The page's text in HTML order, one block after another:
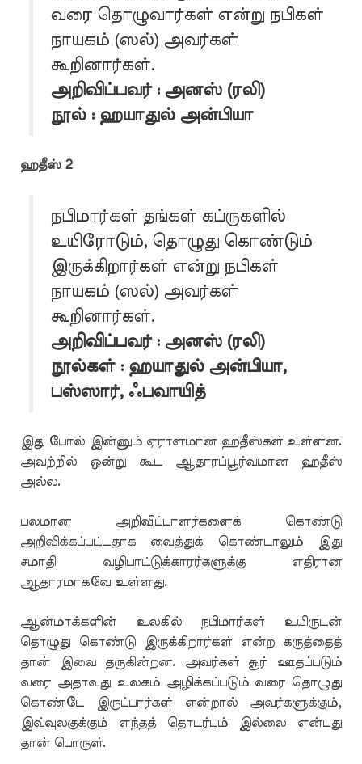
வரை தொழுவார்கள் என்று நபிகள்
நாயகம் (ஸல்) அவர்கள்
கூறினார்கள்.
அறிவிப்பவர் : அனஸ் (ரலி)
நூல் : ஹயாதுல் அன்பியா
ஹதீஸ் 2
நபிமார்கள் தங்கள் கப்ருகளில்
உயிரோடும், தொழுது கொண்டும்
இருக்கிறார்கள் என்று நபிகள்
நாயகம் (ஸல்) அவர்கள்
கூறினார்கள்.
அறிவிப்பவர் : அனஸ் (ரலி)
நூல்கள் : ஹயாதுல் அன்பியா,
பஸ்ஸார், ஃபவாயித்
இது போல் இன்னும் ஏராளமான ஹதீஸ்கள் உள்ளன.
அவற்றில் ஒன்று கூட ஆதாரப்பூர்வமான ஹதீஸ்
அல்ல.
பலமான அறிவிப்பாளர்களைக் கொண்டு
அறிவிக்கப்பட்டதாக வைத்துக் கொண்டாலும் இது
சமாதி வழிபாட்டுக்காரர்களுக்கு எதிரான
ஆதாரமாகவே உள்ளது.
ஆன்மாக்களின் உலகில் நபிமார்கள் உயிருடன்
தொழுது கொண்டு இருக்கிறார்கள் என்ற கருத்தைத்
தான் இவை தருகின்றன. அவர்கள் சூர் ஊதப்படும்
வரை அதாவது உலகம் அழிக்கப்படும் வரை தொழுது
கொண்டே இருப்பார்கள் என்றால் அவர்களுக்கும்,
இவ்வுலகுக்கும் எந்தத் தொடர்பும் இல்லை என்பது
தான் பொருள்.